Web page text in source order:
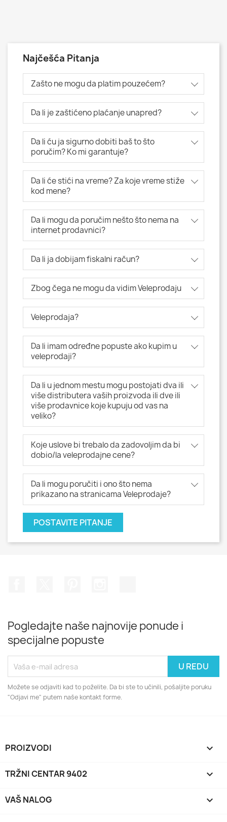
Najčešća Pitanja
Zašto ne mogu da platim pouzećem?
Da li je zaštićeno plaćanje unapred?
Da li ću ja sigurno dobiti baš to što
poručim? Ko mi garantuje?
Da li će stići na vreme? Za koje vreme stiže
kod mene?
Da li mogu da poručim nešto što nema na
internet prodavnici?
Da li ja dobijam fiskalni račun?
Zbog čega ne mogu da vidim Veleprodaju
Veleprodaja?
Da li imam određne popuste ako kupim u
veleprodaji?
Da li u jednom mestu mogu postojati dva ili
više distributera vaših proizvoda ili dve ili
više prodavnice koje kupuju od vas na
veliko?
Koje uslove bi trebalo da zadovoljim da bi
dobio/la veleprodajne cene?
Da li mogu poručiti i ono što nema
prikazano na stranicama Veleprodaje?
POSTAVITE PITANJE
Pogledajte naše najnovije ponude i
specijalne popuste
Možete se odjaviti kad to poželite. Da bi ste to učinili, pošaljite poruku
"Odjavi me" putem naše kontakt forme.
PROIZVODI 
TRŽNI CENTAR 9402 
VAŠ NALOG 